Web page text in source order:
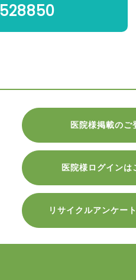
医院様掲載のご
医院様ログインは
リサイクルアンケー